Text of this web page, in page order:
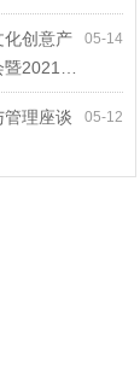
05-14
化创意产
2021…
05-12
理座谈